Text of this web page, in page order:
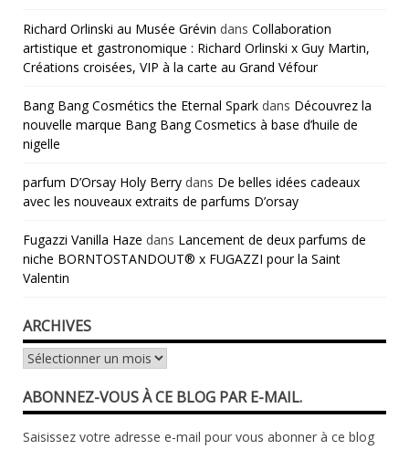
Richard Orlinski au Musée Grévin dans Collaboration
artistique et gastronomique : Richard Orlinski x Guy Martin,
Créations croisées, VIP à la carte au Grand Véfour
Bang Bang Cosmétics the Eternal Spark dans Découvrez la
nouvelle marque Bang Bang Cosmetics à base d’huile de
nigelle
parfum D’Orsay Holy Berry dans De belles idées cadeaux
avec les nouveaux extraits de parfums D’orsay
Fugazzi Vanilla Haze dans Lancement de deux parfums de
niche BORNTOSTANDOUT® x FUGAZZI pour la Saint
Valentin
ARCHIVES
Archives
ABONNEZ-VOUS À CE BLOG PAR E-MAIL.
Saisissez votre adresse e-mail pour vous abonner à ce blog